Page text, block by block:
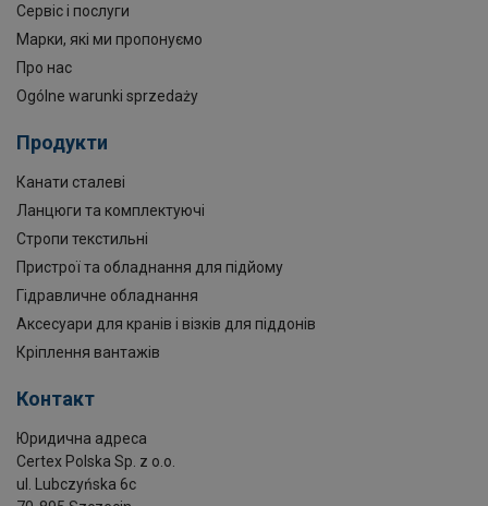
Сервіс і послуги
Марки, які ми пропонуємо
Про нас
Ogólne warunki sprzedaży
Продукти
Канати сталеві
Ланцюги та комплектуючі
Стропи текстильні
Пристрої та обладнання для підйому
Гідравличне обладнання
Аксесуари для кранів і візків для піддонів
Кріплення вантажів
Контакт
Юридична адреса
Certex Polska Sp. z o.o.
ul. Lubczyńska 6c